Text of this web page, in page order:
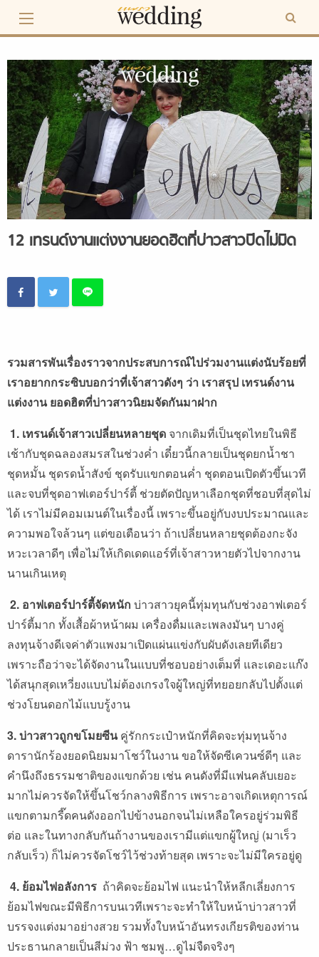
content
12 เทรนด์งานแต่งงานยอดฮิตที่บ่าวสาวปิดไม่มิด
รวมสารพันเรื่องราวจากประสบการณ์ไปร่วมงานแต่งนับร้อยที่
เราอยากกระซิบบอกว่าที่เจ้าสาวดังๆ ว่า เราสรุป เทรนด์งาน
แต่งงาน ยอดฮิตที่บ่าวสาวนิยมจัดกันมาฝาก
1. เทรนด์เจ้าสาวเปลี่ยนหลายชุด จากเดิมที่เป็นชุดไทยในพิธี
เช้ากับชุดฉลองสมรสในช่วงค่ำ เดี๋ยวนี้กลายเป็นชุดยกน้ำชา
ชุดหมั้น ชุดรดน้ำสังข์ ชุดรับแขกตอนค่ำ ชุดตอนเปิดตัวขึ้นเวที
และจบที่ชุดอาฟเตอร์ปาร์ตี้ ช่วยตัดปัญหาเลือกชุดที่ชอบที่สุดไม่
ได้ เราไม่มีคอมเมนต์ในเรื่องนี้ เพราะขึ้นอยู่กับงบประมาณและ
ความพอใจล้วนๆ แต่ขอเตือนว่า ถ้าเปลี่ยนหลายชุดต้องกะจัง
หวะเวลาดีๆ เพื่อไม่ให้เกิดเดดแอร์ที่เจ้าสาวหายตัวไปจากงาน
นานเกินเหตุ
2. อาฟเตอร์ปาร์ตี้จัดหนัก บ่าวสาวยุคนี้ทุ่มทุนกับช่วงอาฟเตอร์
ปาร์ตี้มาก ทั้งเสื้อผ้าหน้าผม เครื่องดื่มและเพลงมันๆ บางคู่
ลงทุนจ้างดีเจค่าตัวแพงมาเปิดแผ่นแข่งกับผับดังเลยทีเดียว
เพราะถือว่าจะได้จัดงานในแบบที่ชอบอย่างเต็มที่ และเดอะแก๊ง
ได้สนุกสุดเหวี่ยงแบบไม่ต้องเกรงใจผู้ใหญ่ที่ทยอยกลับไปตั้งแต่
ช่วงโยนดอกไม้แบบรู้งาน
3. บ่าวสาวถูกขโมยซีนคู่รักกระเป๋าหนักที่คิดจะทุ่มทุนจ้าง
ดารานักร้องยอดนิยมมาโชว์ในงาน ขอให้จัดซีเควนซ์ดีๆ และ
คำนึงถึงธรรมชาติของแขกด้วย เช่น คนดังที่มีแฟนคลับเยอะ
มากไม่ควรจัดให้ขึ้นโชว์กลางพิธีการ เพราะอาจเกิดเหตุการณ์
แขกตามกรี๊ดคนดังออกไปข้างนอกจนไม่เหลือใครอยู่ร่วมพิธี
ต่อ และในทางกลับกันถ้างานของเรามีแต่แขกผู้ใหญ่ (มาเร็ว
กลับเร็ว) ก็ไม่ควรจัดโชว์ไว้ช่วงท้ายสุด เพราะจะไม่มีใครอยู่ดู
4. ย้อมไฟอลังการ ถ้าคิดจะย้อมไฟ แนะนำให้หลีกเลี่ยงการ
ย้อมไฟขณะมีพิธีการบนเวทีเพราะจะทำให้ใบหน้าบ่าวสาวที่
บรรจงแต่งมาอย่างสวย รวมทั้งใบหน้าอันทรงเกียรติของท่าน
ประธานกลายเป็นสีม่วง ฟ้า ชมพู…ดูไม่จืดจริงๆ